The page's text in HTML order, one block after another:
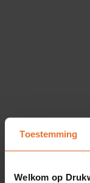
Toestemming
Welkom op